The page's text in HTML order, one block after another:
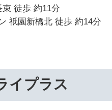
徒歩 約11分
祇園新橋北 徒歩 約14分
イプラス